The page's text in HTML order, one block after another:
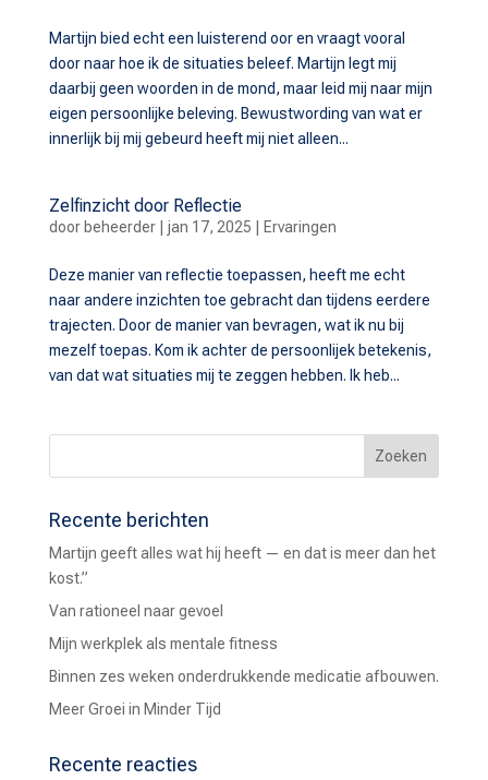
Martijn bied echt een luisterend oor en vraagt vooral
door naar hoe ik de situaties beleef. Martijn legt mij
daarbij geen woorden in de mond, maar leid mij naar mijn
eigen persoonlijke beleving. Bewustwording van wat er
innerlijk bij mij gebeurd heeft mij niet alleen...
Zelfinzicht door Reflectie
door beheerder| jan 17, 2025 Ervaringen
Deze manier van reflectie toepassen, heeft me echt
naar andere inzichten toe gebracht dan tijdens eerdere
trajecten. Door de manier van bevragen, wat ik nu bij
mezelf toepas. Kom ik achter de persoonlijek betekenis,
van dat wat situaties mij te zeggen hebben. Ik heb...
Recente berichten
Martijn geeft alles wat hij heeft — en dat is meer dan het
kost.”
Van rationeel naar gevoel
Mijn werkplek als mentale fitness
Binnen zes weken onderdrukkende medicatie afbouwen.
Meer Groei in Minder Tijd
Recente reacties